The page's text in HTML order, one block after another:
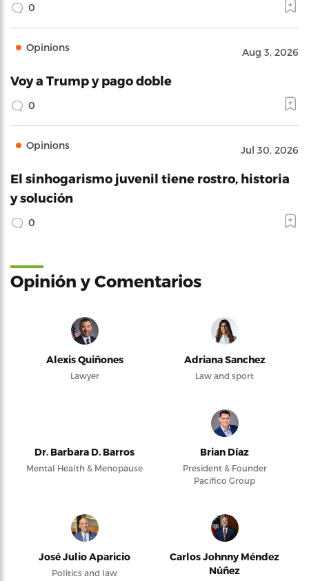
0
Opinions Aug 3, 2026
Voy a Trump y pago doble
0
Opinions Jul 30, 2026
El sinhogarismo juvenil tiene rostro, historia
y solución
0
Opinión y Comentarios
Alexis Quiñones
Lawyer
Adriana Sanchez
Law and sport
Dr. Barbara D. Barros
Mental Health & Menopause
Brian Díaz
President & Founder
Pacifico Group
José Julio Aparicio
Politics and law
Carlos Johnny Méndez
Núñez